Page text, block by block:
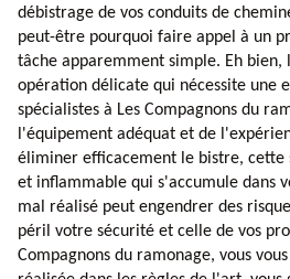
débistrage de vos conduits de
peut-être pourquoi faire appel à un
tâche apparemment simple. Eh bien,
opération délicate qui nécessite une
spécialistes à Les Compagnons du
l'équipement adéquat et de
éliminer efficacement le bistre, cette
et inflammable qui s'accumule dans
mal réalisé peut engendrer des
péril votre sécurité et celle de vos
Compagnons du ramonage, vous